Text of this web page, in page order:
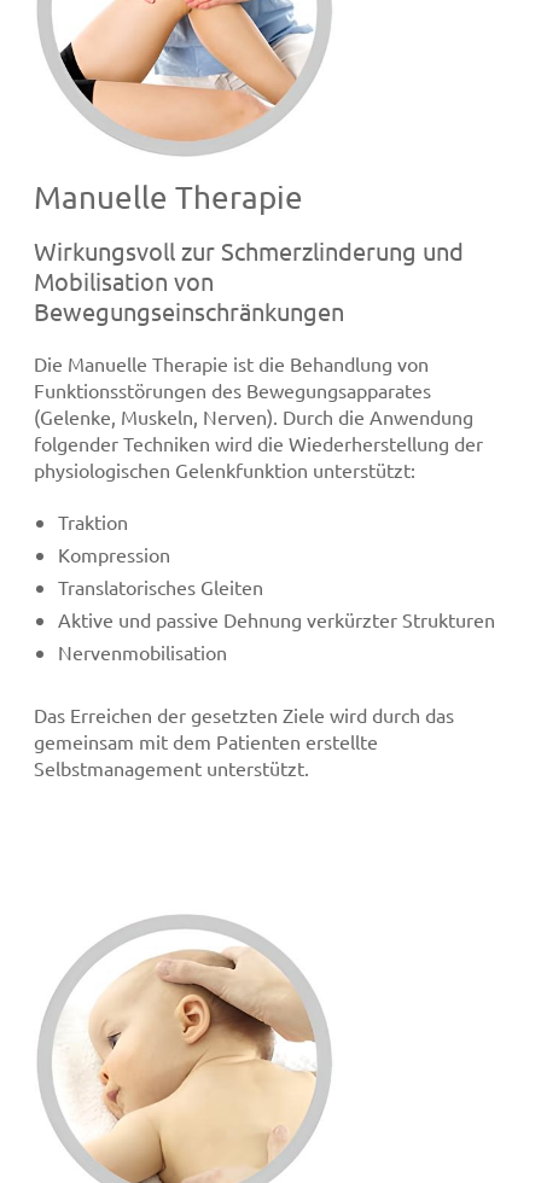
Manuelle Therapie
Wirkungsvoll zur Schmerzlinderung und
Mobilisation von
Bewegungseinschränkungen
Die Manuelle Therapie ist die Behandlung von
Funktionsstörungen des Bewegungsapparates
(Gelenke, Muskeln, Nerven). Durch die Anwendung
folgender Techniken wird die Wiederherstellung der
physiologischen Gelenkfunktion unterstützt:
Traktion
Kompression
Translatorisches Gleiten
Aktive und passive Dehnung verkürzter Strukturen
Nervenmobilisation
Das Erreichen der gesetzten Ziele wird durch das
gemeinsam mit dem Patienten erstellte
Selbstmanagement unterstützt.